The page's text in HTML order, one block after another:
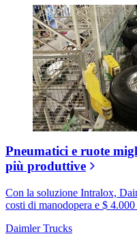
Pneumatici e ruote
più produttive
Con la soluzione Intralox,
costi di manodopera e $
Daimler Trucks